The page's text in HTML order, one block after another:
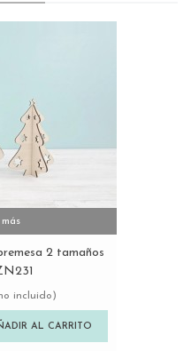
2 tamaños
incluido)
AL CARRITO